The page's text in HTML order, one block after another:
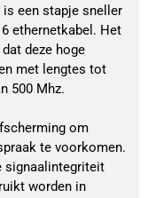
is een stapje sneller
ethernetkabel. Het
deze hoge
met lengtes tot
500 Mhz.
om
te voorkomen.
signaalintegriteit
worden in